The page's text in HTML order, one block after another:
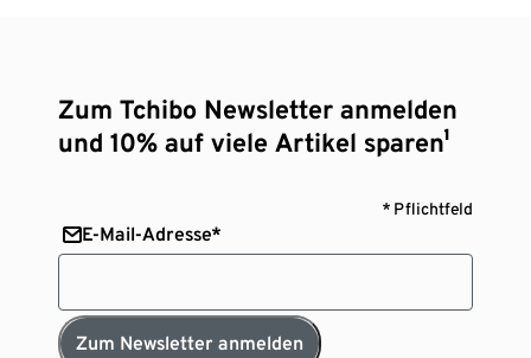
Zum Tchibo Newsletter anmelden
und 10% auf viele Artikel sparen¹
* Pflichtfeld
E-Mail-Adresse*
Zum Newsletter anmelden